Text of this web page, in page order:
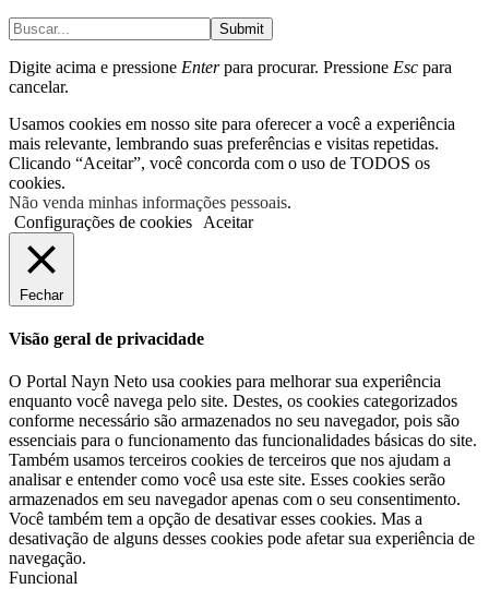
Submit
Digite acima e pressione Enterpara procurar. Pressione Esc para
cancelar.
Usamos cookies em nosso site para oferecer a você a experiência
mais relevante, lembrando suas preferências e visitas repetidas.
Clicando “Aceitar”, você concorda com o uso de TODOS os
cookies.
Não venda minhas informações pessoais.
Configurações de cookies
Aceitar
Fechar
Visão geral de privacidade
O Portal Nayn Neto usa cookies para melhorar sua experiência
enquanto você navega pelo site. Destes, os cookies categorizados
conforme necessário são armazenados no seu navegador, pois são
essenciais para o funcionamento das funcionalidades básicas do site.
Também usamos terceiros cookies de terceiros que nos ajudam a
analisar e entender como você usa este site. Esses cookies serão
armazenados em seu navegador apenas com o seu consentimento.
Você também tem a opção de desativar esses cookies. Mas a
desativação de alguns desses cookies pode afetar sua experiência de
navegação.
Funcional